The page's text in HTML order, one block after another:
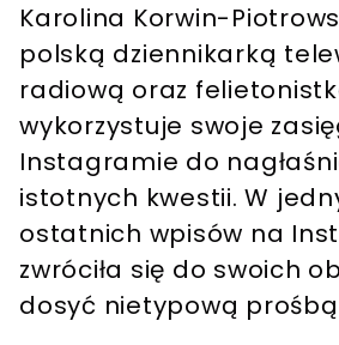
Karolina Korwin-
polską dziennikarką
radiową oraz
wykorzystuje swoje
Instagramie do
istotnych kwestii. W
ostatnich wpisów na
zwróciła się do swoich
dosyć nietypową